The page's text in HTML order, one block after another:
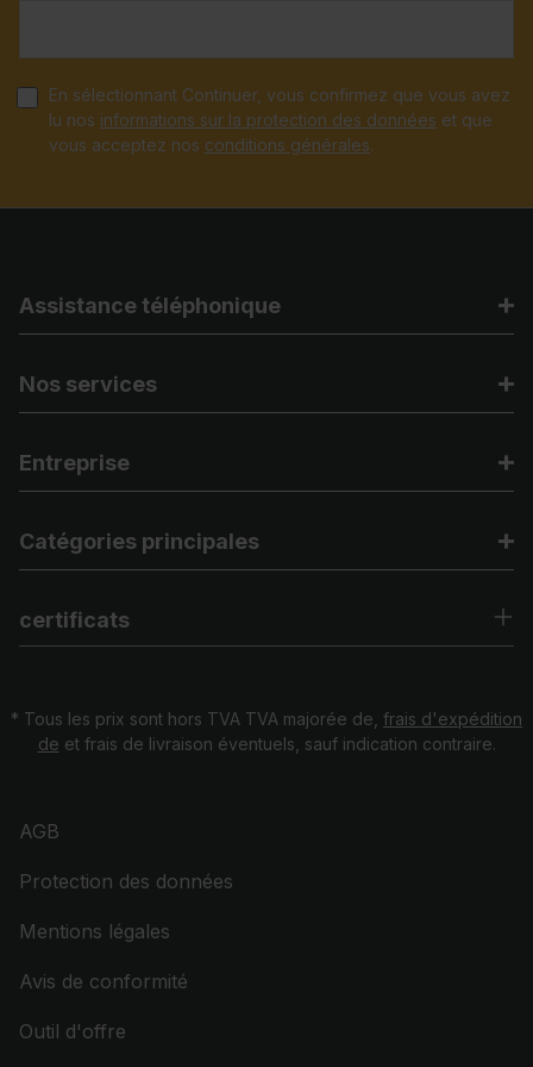
En sélectionnant Continuer, vous confirmez que vous avez
lu nos informations sur la protection des données et que
vous acceptez nos conditions générales.
Assistance téléphonique
Nos services
Entreprise
Catégories principales
certificats
* Tous les prix sont hors TVA TVA majorée de, frais d'expédition
de et frais de livraison éventuels, sauf indication contraire.
AGB
Protection des données
Mentions légales
Avis de conformité
Outil d'offre